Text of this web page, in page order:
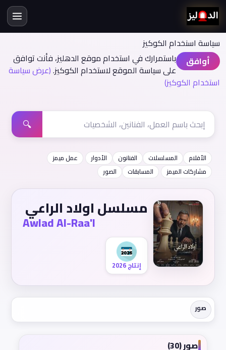
سياسة اسنخدام الكوكيز
أوافق
باستمرارك في استخدام موقع الدهليز، فأنت توافق
على سياسة الموقع لاستخدام الكوكيز.(عرض سياسة
استخدام الكوكيز)
🔍
الأفلام المسلسلات الفنانون الأدوار
عمل ميمز
مشاركات الميمز
المسابقات الصور
مسلسل اولاد الراعي
Awlad Al-Raa'I
إنتاج 2026
صور
صور (30)